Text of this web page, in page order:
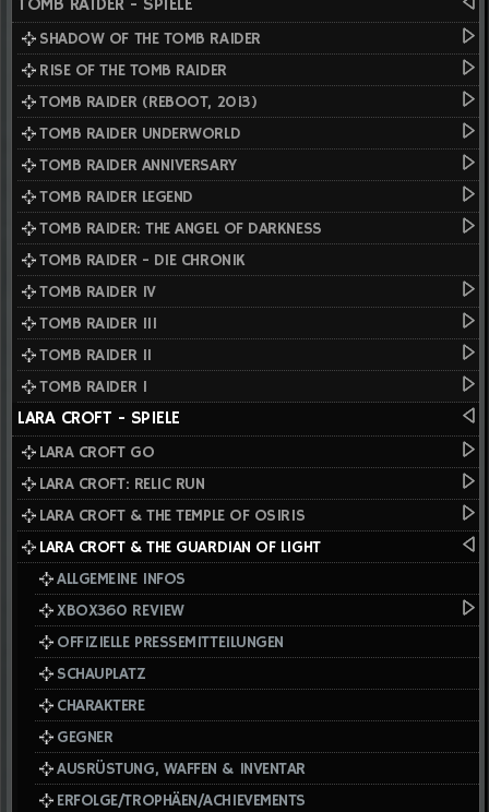
TOMB RAIDER - SPIELE
SHADOW OF THE TOMB RAIDER
RISE OF THE TOMB RAIDER
TOMB RAIDER (REBOOT, 2013)
TOMB RAIDER UNDERWORLD
TOMB RAIDER ANNIVERSARY
TOMB RAIDER LEGEND
TOMB RAIDER: THE ANGEL OF DARKNESS
TOMB RAIDER - DIE CHRONIK
TOMB RAIDER IV
TOMB RAIDER III
TOMB RAIDER II
TOMB RAIDER I
LARA CROFT - SPIELE
LARA CROFT GO
LARA CROFT: RELIC RUN
LARA CROFT & THE TEMPLE OF OSIRIS
LARA CROFT & THE GUARDIAN OF LIGHT
ALLGEMEINE INFOS
XBOX360 REVIEW
OFFIZIELLE PRESSEMITTEILUNGEN
SCHAUPLATZ
CHARAKTERE
GEGNER
AUSRÜSTUNG, WAFFEN & INVENTAR
ERFOLGE/TROPHÄEN/ACHIEVEMENTS